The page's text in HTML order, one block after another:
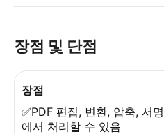
장점 및 단점
장점
✅PDF 편집, 변환, 압축, 서
에서 처리할 수 있음